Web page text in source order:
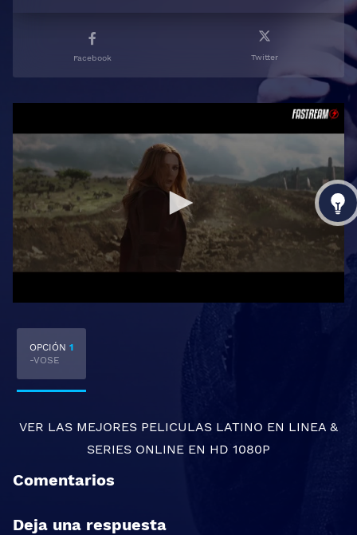
Facebook Twitter
OPCIÓN 1
-VOSE
VER LAS MEJORES PELICULAS LATINO EN LINEA &
SERIES ONLINE EN HD 1080P
Comentarios
Deja una respuesta